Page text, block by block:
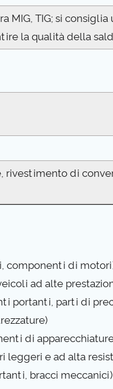
MIG, TIG; si
la qualità della
rivestimento di
componenti di
ad alte
portanti, parti di
di
leggeri e ad alta
bracci meccanici)